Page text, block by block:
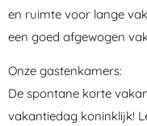
en ruimte voor lange
een goed afgewogen
Onze gastenkamers:
De spontane korte
vakantiedag koninklijk!